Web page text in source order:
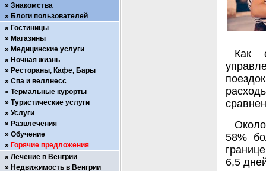
Как
58%
6,5
Знакомства
Блоги пользователей
Гостиницы
Магазины
Медицинские услуги
Ночная жизнь
Рестораны, Кафе, Бары
Спа и веллнесс
Термальные курорты
Туристические услуги
Услуги
Развлечения
Обучение
Горячие предложения
Лечение в Венгрии
Недвижимость в Венгрии